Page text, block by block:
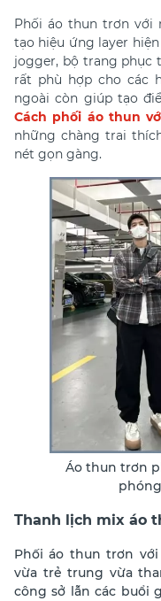
Phối áo thun trơn
tạo hiệu ứng layer
jogger, bộ trang phục
rất phù hợp cho các
ngoài còn giúp tạo
Cách phối áo thun
những chàng trai
nét gọn gàng.
Áo thun trơn
Thanh lịch mix áo
Phối áo thun trơn
vừa trẻ trung vừa
công sở lẫn các buổi